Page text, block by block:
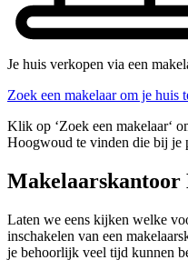
Je huis verkopen via een
Zoek een makelaar om je huis
Klik op ‘Zoek een makelaar‘
Hoogwoud te vinden die bij je
Makelaarskantoor
Laten we eens kijken welke
inschakelen van een
je behoorlijk veel tijd kunnen